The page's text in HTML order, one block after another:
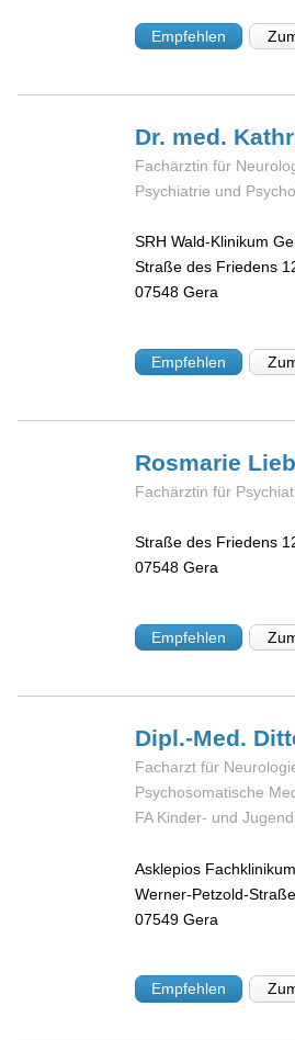
Empfehlen
Dr. med.
Fachärztin für
Psychiatrie und
SRH Wald-Klinikum
Straße des Friedens
07548 Gera
Empfehlen
Rosmarie
Fachärztin für
Straße des Friedens
07548 Gera
Empfehlen
Dipl.-Med.
Facharzt für
Psychosomatische
FA Kinder- und
Asklepios
Werner-Petzold-
07549 Gera
Empfehlen